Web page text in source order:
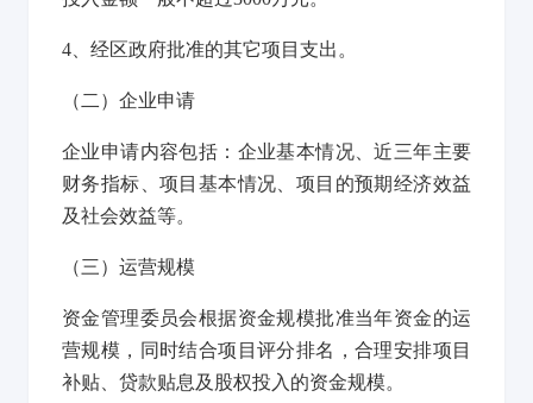
4 、经区政府批准的其它项目支出。
（二）企业申请
企业申请内容包括：企业基本情况、近三年主要
财务指标、项目基本情况、项目的预期经济效益
及社会效益等。
（三）运营规模
资金管理委员会根据资金规模批准当年资金的运
营规模，同时结合项目评分排名，合理安排项目
补贴、贷款贴息及股权投入的资金规模。